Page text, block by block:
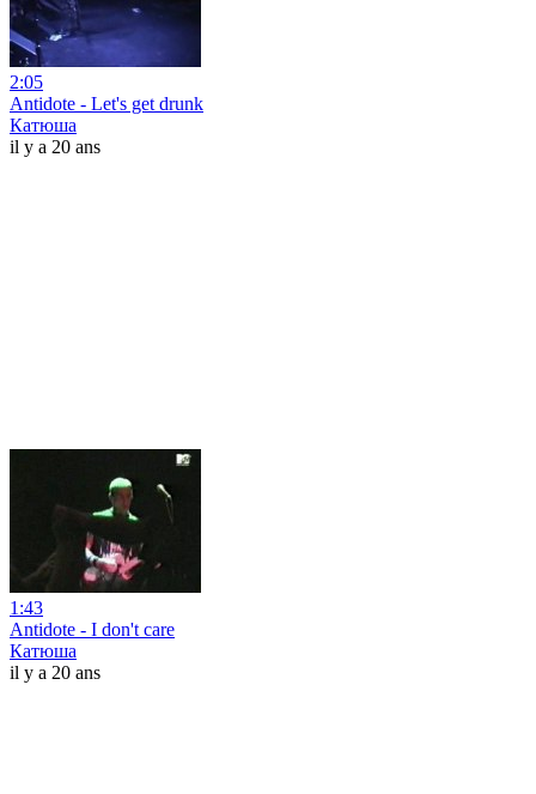
2:05
Antidote - Let's get drunk
Катюша
il y a 20 ans
1:43
Antidote - I don't care
Катюша
il y a 20 ans